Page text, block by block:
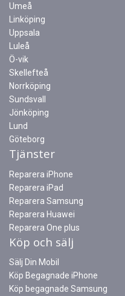
Umeå
Linköping
Uppsala
Luleå
Ö-vik
Skellefteå
Norrköping
Sundsvall
Jönköping
Lund
Göteborg
Tjänster
Reparera iPhone
Reparera iPad
Reparera Samsung
Reparera Huawei
Reparera One plus
Köp och sälj
Sälj Din Mobil
Köp Begagnade iPhone
Köp begagnade Samsung